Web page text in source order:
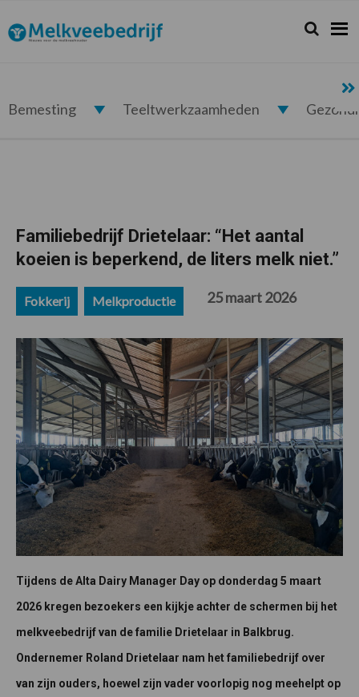
de
hoofdnavigatie
de
hoofd
de
eerste
de
voettekst
Melkveebedrijf.nl Zoeken...
Zoek
Bemesting Teeltwerkzaamheden
Familiebedrijf Drietelaar: “Het aantal
koeien is beperkend, de liters melk niet.”
Fokkerij Melkproductie 25 maart 2026
Tijdens de Alta Dairy Manager Day op donderdag 5 maart
2026 kregen bezoekers een kijkje achter de schermen bij het
melkveebedrijf van de familie Drietelaar in Balkbrug.
Ondernemer Roland Drietelaar nam het familiebedrijf over
van zijn ouders, hoewel zijn vader voorlopig nog meehelpt op